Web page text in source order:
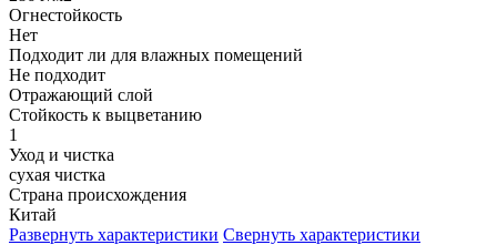
Огнестойкость
Нет
Подходит ли для влажных помещений
Не подходит
Отражающий слой
Стойкость к выцветанию
1
Уход и чистка
сухая чистка
Страна происхождения
Китай
Развернуть характеристики Свернуть характеристики